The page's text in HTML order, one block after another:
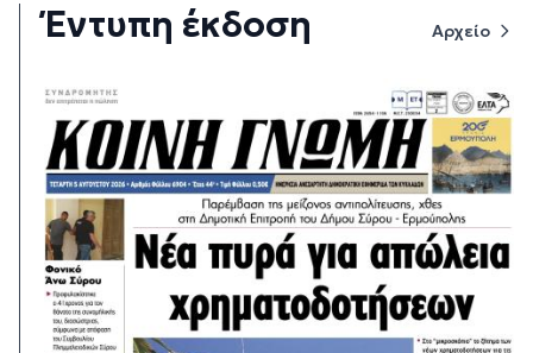
Έντυπη έκδοση Αρχείο